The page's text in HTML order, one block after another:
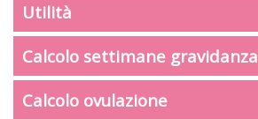
Utilità
Calcolo settimane gravidanza
Calcolo ovulazione